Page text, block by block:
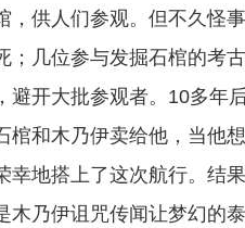
，供人们参观。但不久怪
；几位参与发掘石棺的考
避开大批参观者。10多年
棺和木乃伊卖给他，当他
幸地搭上了这次航行。结
木乃伊诅咒传闻让梦幻的